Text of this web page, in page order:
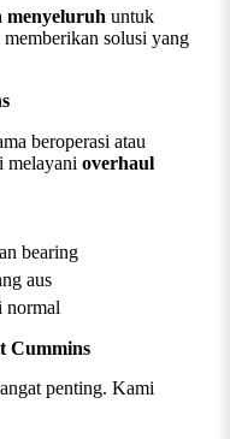
menyeluruh untuk
solusi yang
beroperasi atau
melayani overhaul
bearing
aus
normal
Cummins
penting. Kami